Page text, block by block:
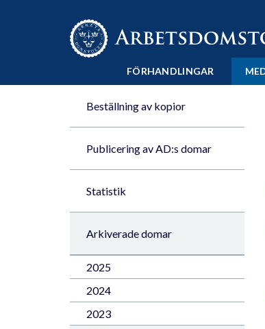
Till innehåll på sidan x
FÖRHANDLINGAR
Beställning av kopior
Publicering av AD:s domar
Statistik
Arkiverade domar
2025
2024
2023